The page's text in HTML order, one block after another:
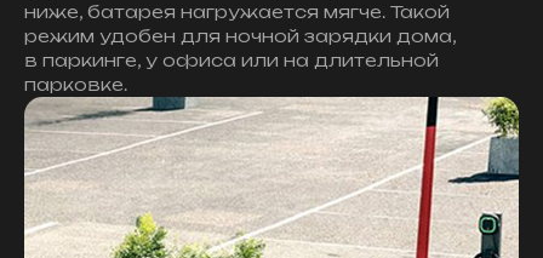
ниже, батарея нагружается мягче. Такой
режим удобен для ночной зарядки дома,
в паркинге, у офиса или на длительной
парковке.